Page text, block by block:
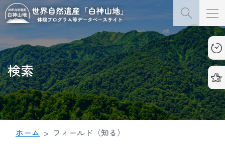
検索
ホーム フィールド（知る）